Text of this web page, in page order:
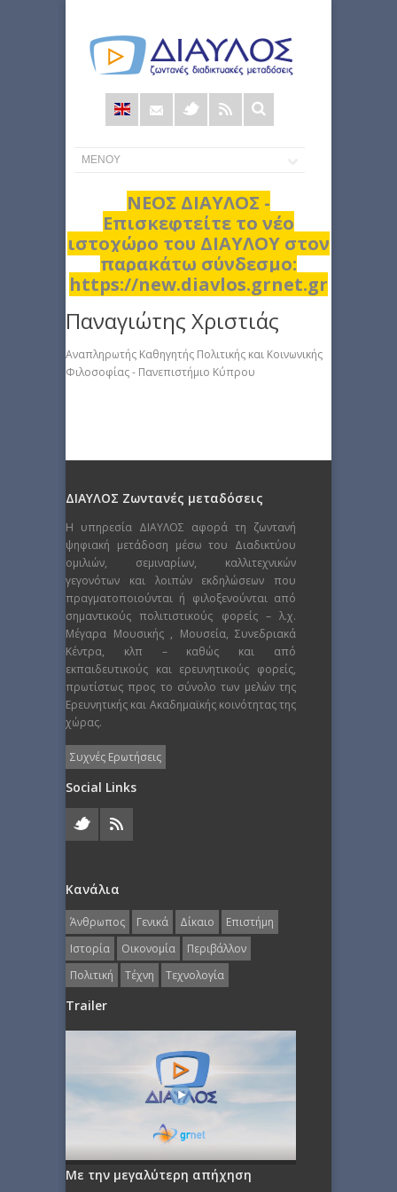
Φόρμα
αναζήτησης
ΝΕΟΣ ΔΙΑΥΛΟΣ -
Επισκεφτείτε το νέο
ιστοχώρο του ΔΙΑΥΛΟΥ στον
παρακάτω σύνδεσμο:
https://new.diavlos.grnet.gr
Παναγιώτης Χριστιάς
Αναπληρωτής Καθηγητής Πολιτικής και Κοινωνικής
Φιλοσοφίας - Πανεπιστήμιο Κύπρου
ΔΙΑΥΛΟΣ Ζωντανές μεταδόσεις
Η υπηρεσία ΔΙΑΥΛΟΣ αφορά τη ζωντανή
ψηφιακή μετάδοση μέσω του Διαδικτύου
ομιλιών, σεμιναρίων, καλλιτεχνικών
γεγονότων και λοιπών εκδηλώσεων που
πραγματοποιούνται ή φιλοξενούνται από
σημαντικούς πολιτιστικούς φορείς – λ.χ.
Μέγαρα Μουσικής , Μουσεία, Συνεδριακά
Κέντρα, κλπ – καθώς και από
εκπαιδευτικούς και ερευνητικούς φορείς,
πρωτίστως προς το σύνολο των μελών της
Ερευνητικής και Ακαδημαϊκής κοινότητας της
χώρας.
Συχνές Ερωτήσεις
Social Links
Κανάλια
Άνθρωπος Γενικά Δίκαιο
Επιστήμη
Ιστορία
Οικονομία
Περιβάλλον
Πολιτική
Τέχνη Τεχνολογία
Trailer
Με την μεγαλύτερη απήχηση